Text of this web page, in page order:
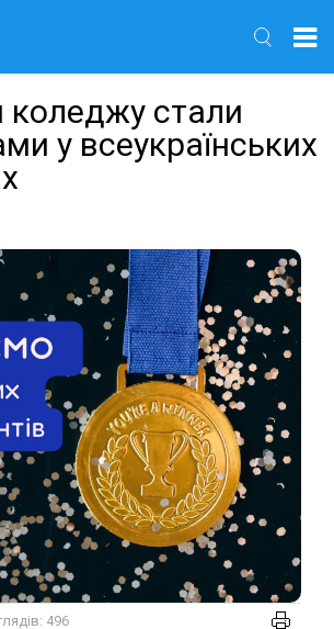
коледжу стали
у всеукраїнських
496